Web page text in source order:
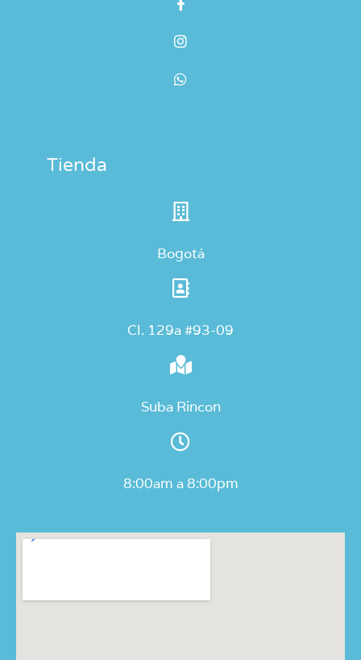
Tienda
Bogotá
Cl. 129a #93-09
Suba Rincon
8:00am a 8:00pm